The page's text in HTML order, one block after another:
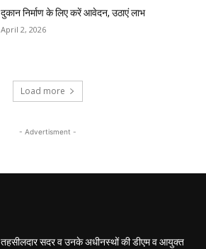
दुकान निर्माण के लिए करें आवेदन, उठाएं लाभ
April 2, 2026
Load more
- Advertisment -
तहसीलदार सदर व उनके अधीनस्थों की डीएम व आयुक्त